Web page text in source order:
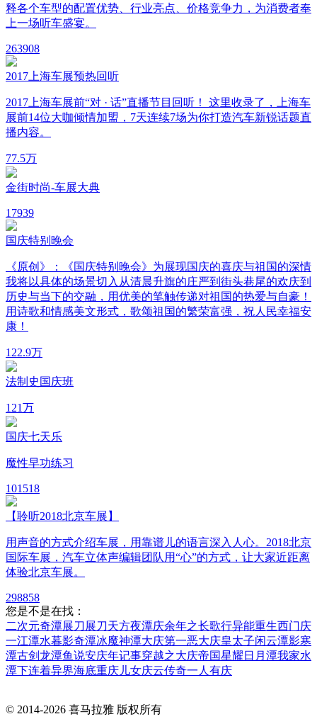
释各个车型的配置优势、行业亮点、价格竞争力，为消费者奉
上一场听车盛宴。
263908
2017上海车展预热回听
2017上海车展前“对 · 话”直播节目回听！ 这里收录了，上海车
展前14位大咖倾情加盟，7天连续7场为你打造汽车新锐话题直
播内容。
77.5万
金街时尚-车展大典
17939
国庆特别晚会
《原创》：《国庆特别晚会》为展现国庆的喜庆与祖国的深情
我将以具体的场景切入从清晨升旗的庄严到街头巷尾的欢庆到
历史与当下的交融，用优美的笔触传递对祖国的热爱与自豪！
用诗歌和情感美文形式，歌颂祖国的繁荣富强，祝人民幸福安
康！
122.9万
法制史国庆班
121万
国庆七天乐
魔性早功练习
101518
【聆听2018北京车展】
用声音的方式介绍车展，用靠谱儿的语言深入人心。2018北京
国际车展，汽车立体声编辑团队用“心”的方式，让大家近距离
体验北京车展。
298858
您是不是在找：
二次元奇潭展刀展刀天方夜潭庆余年之长歌行异能重生西门庆
一江潭水暮影奇潭冰魔神潭大庆第一恶大庆皇太子闲云潭影寒
潭古剑龙潭鱼说安庆年记事穿越之大庆帝国星耀日月潭我家水
潭下连着异界海底重庆儿女庆云传奇一人有庆
© 2014-2026 喜马拉雅 版权所有